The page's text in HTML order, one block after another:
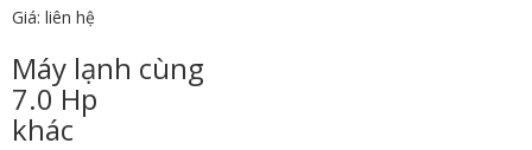
Giá: liên hệ
Máy lạnh cùng
7.0 Hp
khác